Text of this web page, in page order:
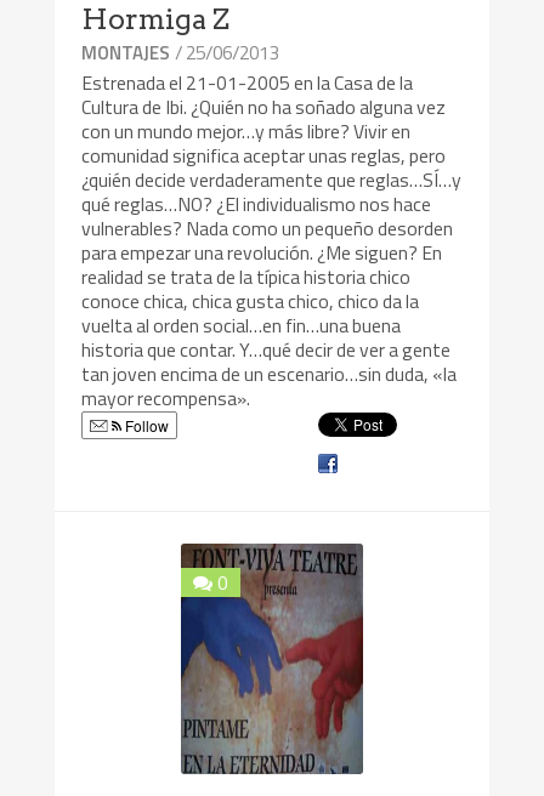
Hormiga Z
MONTAJES / 25/06/2013
Estrenada el 21-01-2005 en la Casa de la
Cultura de Ibi. ¿Quién no ha soñado alguna vez
con un mundo mejor…y más libre? Vivir en
comunidad significa aceptar unas reglas, pero
¿quién decide verdaderamente que reglas…SÍ…y
qué reglas…NO? ¿El individualismo nos hace
vulnerables? Nada como un pequeño desorden
para empezar una revolución. ¿Me siguen? En
realidad se trata de la típica historia chico
conoce chica, chica gusta chico, chico da la
vuelta al orden social…en fin…una buena
historia que contar. Y…qué decir de ver a gente
tan joven encima de un escenario…sin duda, «la
mayor recompensa».
Follow
0